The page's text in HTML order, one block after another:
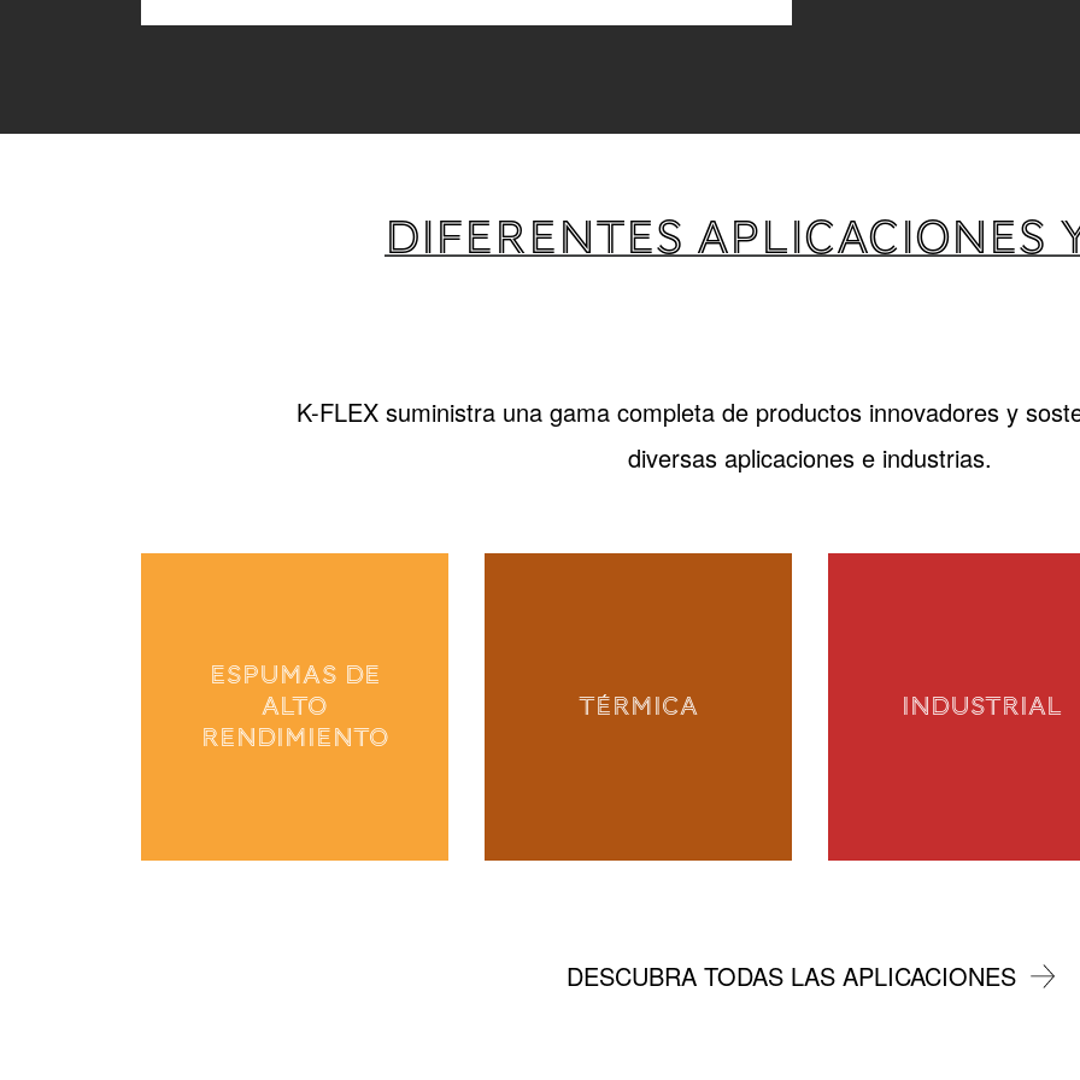
DIFERENTES APLICACIONES
K-FLEX suministra una gama completa de productos innovadores y
diversas aplicaciones e industrias.
ESPUMAS DE
ALTO
RENDIMIENTO
TÉRMICA INDUSTRIAL
DESCUBRA TODAS LAS APLICACIONES